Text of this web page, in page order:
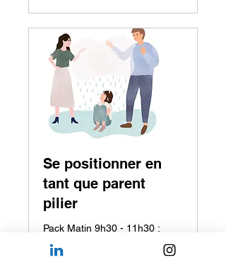
Se positionner en
tant que parent
pilier
Pack Matin 9h30 - 11h30 :
Parent pilier - Relations
toxiques et instrumentalisation